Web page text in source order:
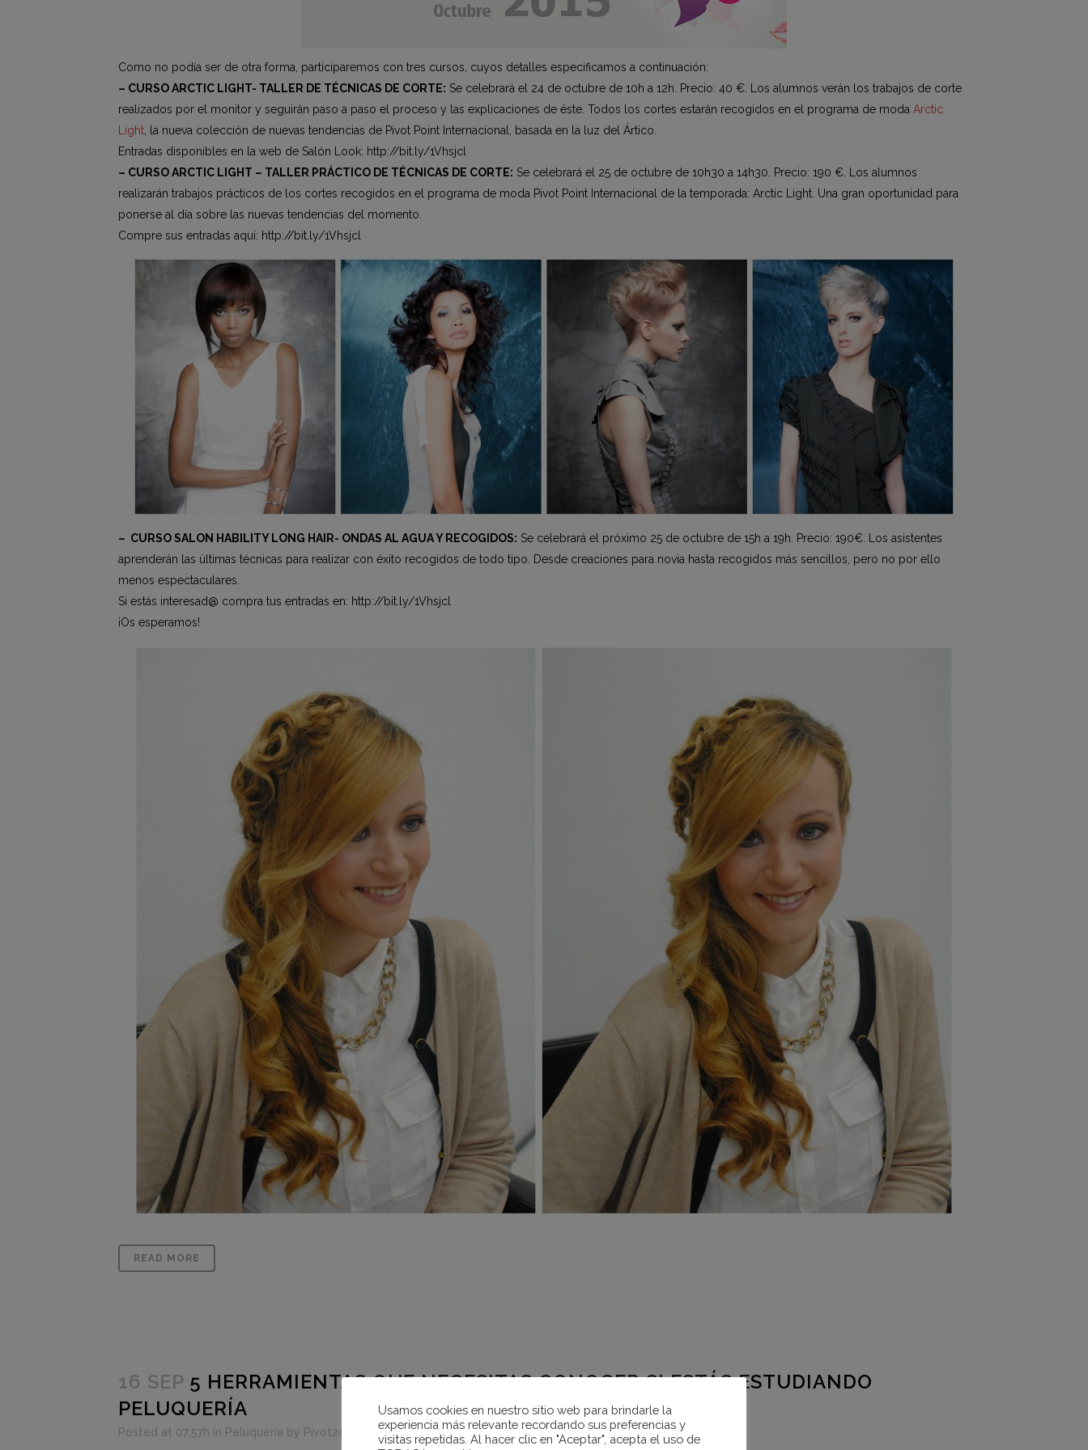
Como no podía ser de otra forma, participaremos con tres cursos, cuyos detalles especificamos a continuación:
– CURSO ARCTIC LIGHT- TALLER DE TÉCNICAS DE CORTE: Se celebrará el 24 de octubre de 10h a 12h. Precio: 40 €. Los alumnos verán los trabajos de corte
realizados por el monitor y seguirán paso a paso el proceso y las explicaciones de éste. Todos los cortes estarán recogidos en el programa de moda Arctic
Light , la nueva colección de nuevas tendencias de Pivot Point Internacional, basada en la luz del Ártico.
Entradas disponibles en la web de Salón Look: http://bit.ly/1Vhsjcl
– CURSO ARCTIC LIGHT – TALLER PRÁCTICO DE TÉCNICAS DE CORTE: Se celebrará el 25 de octubre de 10h30 a 14h30. Precio: 190 €. Los alumnos
realizarán trabajos prácticos de los cortes recogidos en el programa de moda Pivot Point Internacional de la temporada: Arctic Light. Una gran oportunidad para
ponerse al día sobre las nuevas tendencias del momento.
Compre sus entradas aquí: http://bit.ly/1Vhsjcl
– CURSO SALON HABILITY LONG HAIR- ONDAS AL AGUA Y RECOGIDOS: Se celebrará el próximo 25 de octubre de 15h a 19h. Precio: 190€. Los asistentes
aprenderán las últimas técnicas para realizar con éxito recogidos de todo tipo. Desde creaciones para novia hasta recogidos más sencillos, pero no por ello
menos espectaculares.
Si estás interesad@ compra tus entradas en: http://bit.ly/1Vhsjcl
¡Os esperamos!
READ MORE
16 SEP 5 HERRAMIENTAS QUE NECESITAS CONOCER SI ESTÁS ESTUDIANDO
PELUQUERÍA
Posted at 07:57h in Peluquería by Pivot2014 0 Comments 1 Like Share
Usamos cookies en nuestro sitio web para brindarle la
experiencia más relevante recordando sus preferencias y
visitas repetidas. Al hacer clic en "Aceptar", acepta el uso de